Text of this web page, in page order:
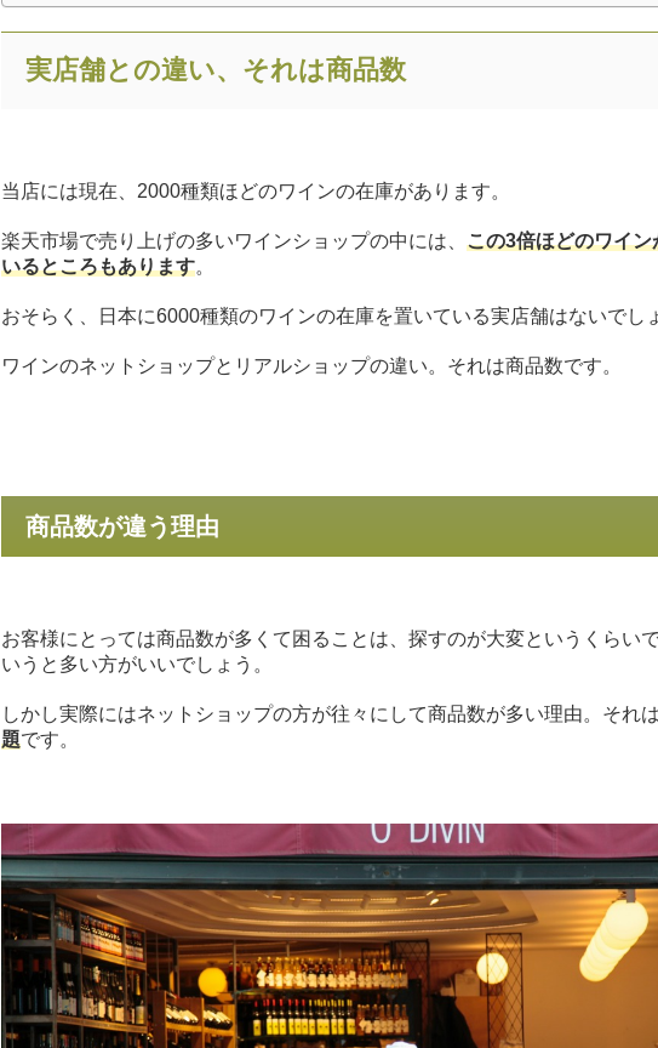
実店舗との違い、それは商品数
当店には現在、2000種類ほどのワインの在庫があります。
楽天市場で売り上げの多いワインショップの中には、 この3倍ほどのワイン
いるところもあります。
おそらく、日本に6000種類のワインの在庫を置いている実店舗はないでし
ワインのネットショップとリアルショップの違い。それは商品数です。
商品数が違う理由
お客様にとっては商品数が多くて困ることは、探すのが大変というくらい
いうと多い方がいいでしょう。
しかし実際にはネットショップの方が往々にして商品数が多い理由。それは
題です。